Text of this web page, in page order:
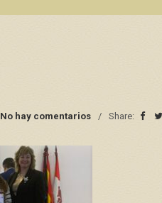
No hay comentarios Share: